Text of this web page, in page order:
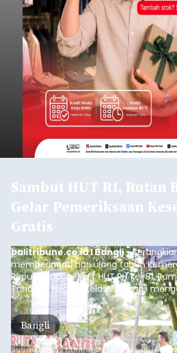
Sambut HUT RI, Rutan
Gelar Pemeriksaan
Gratis
balitribune.co.id I Bangli -
memperingati hari ulang tahun
Republik Indonesia ( HUT RI) ke-81,
Tahanan Negara Kelas II B Bangli
kegiatan pemeriksaan kesehatan
(6/8/2026).
Bangli
Submitted bycontributor Thu, 08/06/